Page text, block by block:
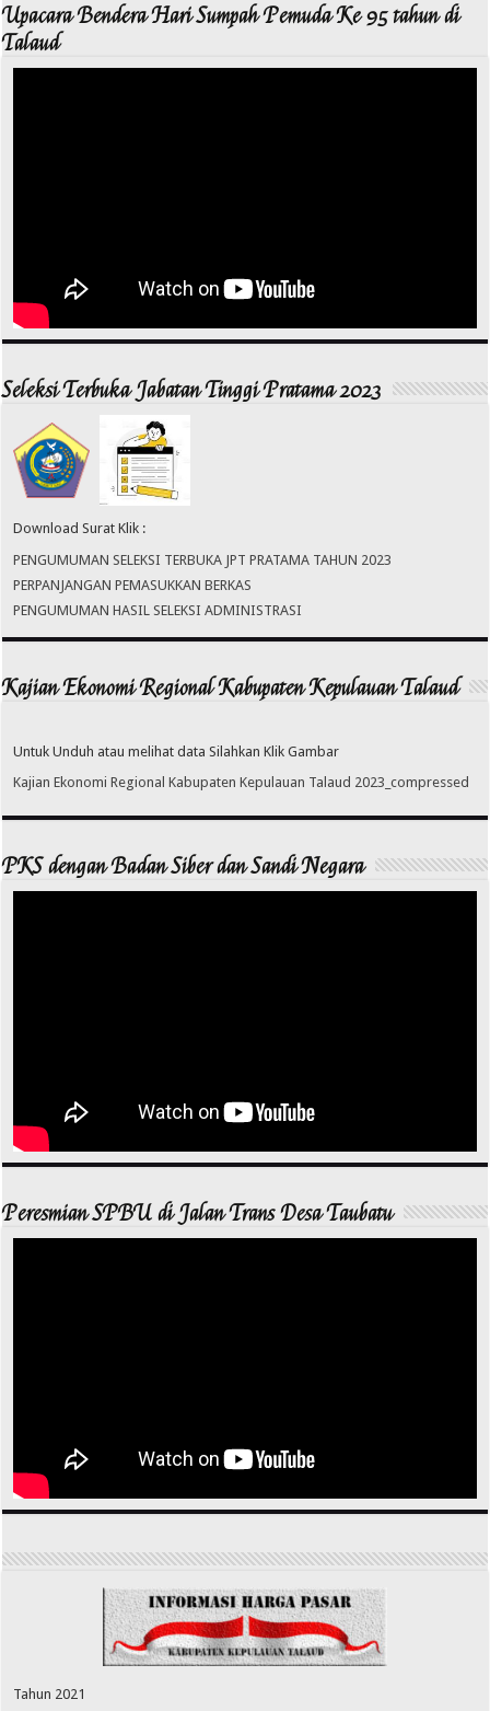
Upacara Bendera Hari Sumpah Pemuda Ke 95 tahun di
Talaud
Seleksi Terbuka Jabatan Tinggi Pratama 2023
Download Surat Klik :
PENGUMUMAN SELEKSI TERBUKA JPT PRATAMA TAHUN 2023
PERPANJANGAN PEMASUKKAN BERKAS
PENGUMUMAN HASIL SELEKSI ADMINISTRASI
Kajian Ekonomi Regional Kabupaten Kepulauan Talaud
Untuk Unduh atau melihat data Silahkan Klik Gambar
Kajian Ekonomi Regional Kabupaten Kepulauan Talaud 2023_compressed
PKS dengan Badan Siber dan Sandi Negara
Peresmian SPBU di Jalan Trans Desa Taubatu
Tahun 2021